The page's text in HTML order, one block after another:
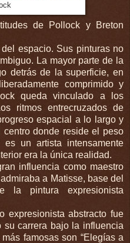
de Pollock y Breton
espacio. Sus pinturas no
La mayor parte de la
detrás de la superficie, en
comprimido y
queda vinculado a los
ritmos entrecruzados de
espacial a lo largo y
donde reside el peso
un artista intensamente
era la única realidad.
influencia como maestro
a Matisse, base del
la pintura expresionista
expresionista abstracto fue
su carrera bajo la influencia
famosas son “Elegías a